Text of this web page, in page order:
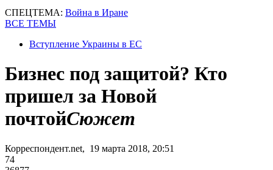
СПЕЦТЕМА: Война в Иране
ВСЕ ТЕМЫ
Вступление Украины в ЕС
Бизнес под защитой? Кто
пришел за Новой
почтойСюжет
Корреспондент.net, 19 марта 2018, 20:51
74